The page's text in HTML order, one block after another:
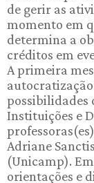
de gerir as
momento em
determina a
créditos em
A primeira
autocratização
possibilidades
Instituições e
Adriane
(Unicamp).
orientações e